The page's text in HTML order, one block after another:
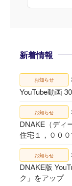
新着情報
お知らせ
YouTube動画
お知らせ
DNAKE（ディ
住宅１，０００
お知らせ
DNAKE版
ク」をアップ